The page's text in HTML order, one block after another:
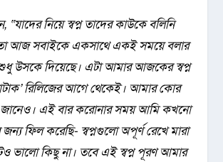
নিয়ে স্বপ্ন তাদের কাউকে বলিনি
আজ সবাইকে একসাথে একই সময়ে বলার
উসকে দিয়েছে। এটা আমার আজকের স্বপ্ন
রিলিজের আগে থেকেই। আমার কোর
জানেও। এই বার করোনার সময় আমি কখনো
ফিল করেছি- স্বপ্নগুলো অপূর্ণ রেখে মারা
ভালো কিছু না। তবে এই স্বপ্ন পূরণ আমার